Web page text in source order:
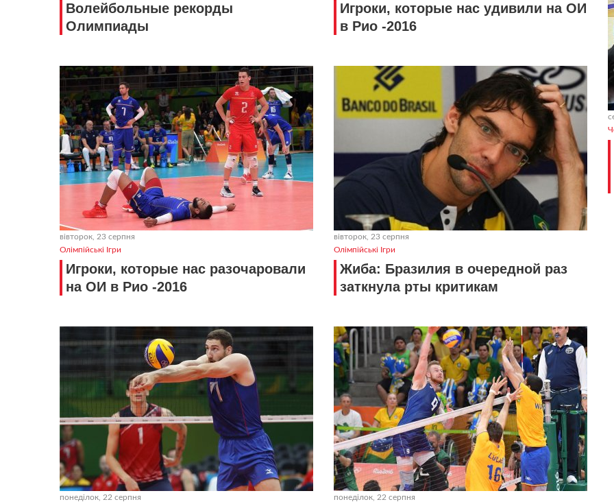
Волейбольные рекорды
Олимпиады
Игроки, которые нас удивили на ОИ
в Рио -2016
вівторок, 23 серпня
Олімпійські Ігри
Игроки, которые нас разочаровали
на ОИ в Рио -2016
вівторок, 23 серпня
Олімпійські Ігри
Жиба: Бразилия в очередной раз
заткнула рты критикам
понеділок, 22 серпня
понеділок, 22 серпня